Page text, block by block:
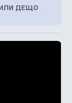
ДЕЩО